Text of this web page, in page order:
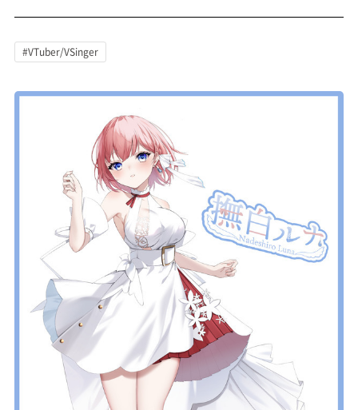
会社概要
お問い合わせ
muevoクラウドファンディング
muevoコミュニティ
ぶいクラ！by muevo
FUKAKACHI+
Official SNS
#VTuber/VSinger